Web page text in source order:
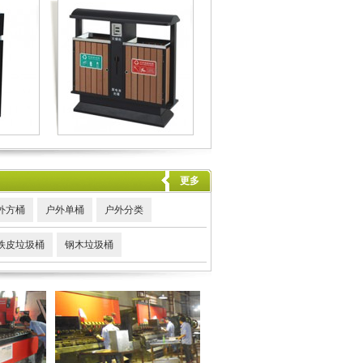
更多
方桶 户外单桶 户外分类
皮垃圾桶 钢木垃圾桶